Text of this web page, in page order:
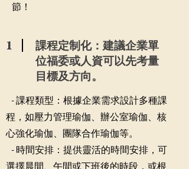
節！
1
課程定制化：建議企業單
位福委或人資可以先考量
目標及方向。
- 課程類型：根據企業需求設計多種課
程，如壓力管理瑜伽、辦公室瑜伽、核
心強化瑜伽、團隊合作瑜伽等。
- 時間安排：提供靈活的時間安排，可
選擇晨間、午間或下班後的時段，或根